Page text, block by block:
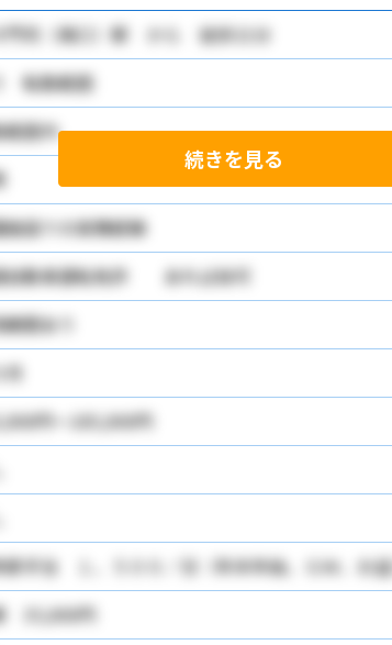
門司（南口）駅 から 徒歩21分
転勤範囲
範囲内
施設での実務経験
自動車運転免許 あれば尚可
間あり
月
円～185,000円
節手当 １，５００／日（年末年始、ＧＷ、
35,000円
続きを見る